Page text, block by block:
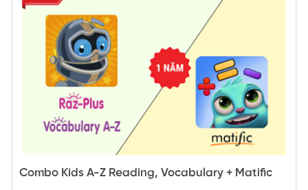
Combo Kids A-Z Reading, Vocabulary + Matific